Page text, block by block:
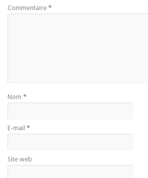
Commentaire *
Nom *
E-mail *
Site web